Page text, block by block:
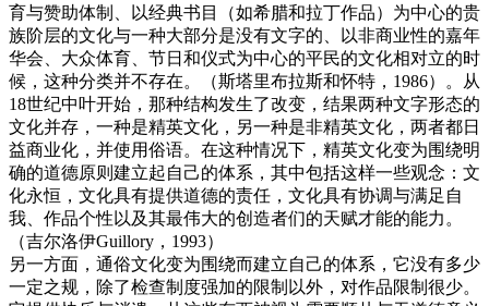
育与赞助体制、以经典书目（如希腊和拉丁作品）为中心的贵
族阶层的文化与一种大部分是没有文字的、以非商业性的嘉年
华会、大众体育、节日和仪式为中心的平民的文化相对立的时
候，这种分类并不存在。（斯塔里布拉斯和怀特，1986）。从
18世纪中叶开始，那种结构发生了改变，结果两种文字形态的
文化并存，一种是精英文化，另一种是非精英文化，两者都日
益商业化，并使用俗语。在这种情况下，精英文化变为围绕明
确的道德原则建立起自己的体系，其中包括这样一些观念：文
化永恒，文化具有提供道德的责任，文化具有协调与满足自
我、作品个性以及其最伟大的创造者们的天赋才能的能力。
（吉尔洛伊Guillory，1993）
另一方面，通俗文化变为围绕而建立自己的体系，它没有多少
一定之规，除了检查制度强加的限制以外，对作品限制很少。